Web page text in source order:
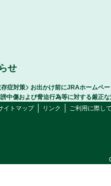
せ
症対策
お出かけ前にJRAホームペ
中傷および脅迫行為等に対する厳正
イトマップ リンク ご利用に際し